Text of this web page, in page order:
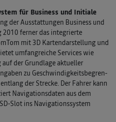
für Business und Initiale
der Ausstattungen Business und
ferner das integrierte
mit 3D Kartendarstellung und
umfangreiche Services wie
der Grundlage aktueller
zu Geschwindig­keits­begren­
der Strecke. Der Fahrer kann
Navi­gationsdaten aus dem
Slot ins Navigationssystem